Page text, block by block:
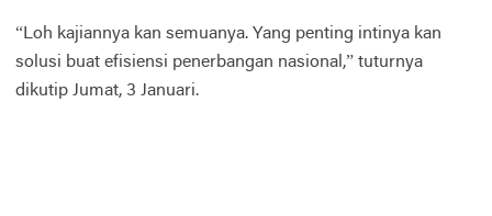
“Loh kajiannya kan semuanya. Yang penting intinya kan
solusi buat efisiensi penerbangan nasional,” tuturnya
dikutip Jumat, 3 Januari.